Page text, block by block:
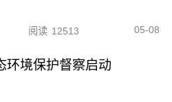
阅读 12513 05-08
环境保护督察启动